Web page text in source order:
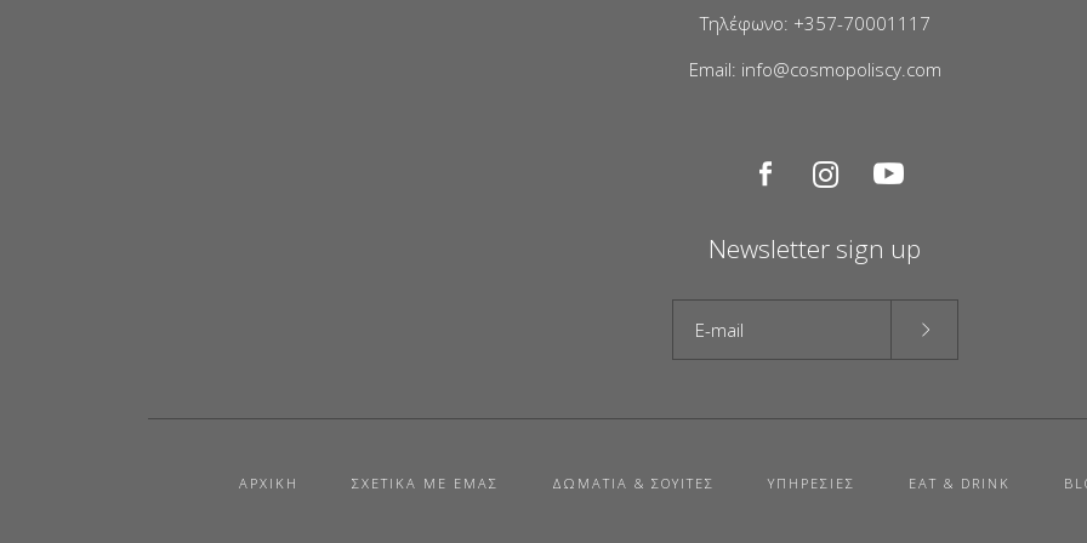
Τηλέφωνο: +357-70001117
Email: info@cosmopoliscy.com
Newsletter sign up
ΑΡΧΙΚΉ ΣΧΕΤΙΚΆ ΜΕ ΕΜΆΣ ΔΩΜΆΤΙΑ & ΣΟΥΊΤΕΣ ΥΠΗΡΕΣΊΕΣ EAT & DRINK